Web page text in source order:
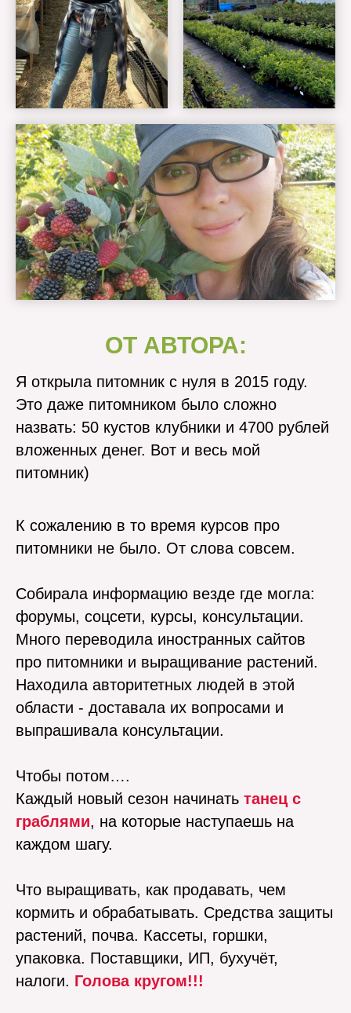
ОТ АВТОРА:
Я открыла питомник с нуля в 2015 году.
Это даже питомником было сложно
назвать: 50 кустов клубники и 4700 рублей
вложенных денег. Вот и весь мой
питомник)
К сожалению в то время курсов про
питомники не было. От слова совсем.
Собирала информацию везде где могла:
форумы, соцсети, курсы, консультации.
Много переводила иностранных сайтов
про питомники и выращивание растений.
Находила авторитетных людей в этой
области - доставала их вопросами и
выпрашивала консультации.
Чтобы потом….
Каждый новый сезон начинать танец с
граблями, на которые наступаешь на
каждом шагу.
Что выращивать, как продавать, чем
кормить и обрабатывать. Средства защиты
растений, почва. Кассеты, горшки,
упаковка. Поставщики, ИП, бухучёт,
налоги. Голова кругом!!!